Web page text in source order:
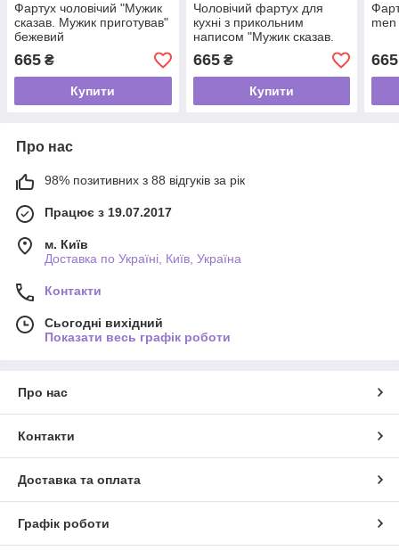
Фартух чоловічий "Мужик
сказав. Мужик приготував"
бежевий
665 ₴
Купити
Чоловічий фартух для
кухні з прикольним
написом "Мужик сказав.
Мужик приготував"
(чорний)
665₴
Купити
665
Про нас
98% позитивних з 88 відгуків за рік
Працює з 19.07.2017
м. Київ
Доставка по Україні, Київ, Україна
Контакти
Сьогодні вихідний
Показати весь графік роботи
Про нас
Контакти
Доставка та оплата
Графік роботи